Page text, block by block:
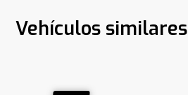
Vehículos similares